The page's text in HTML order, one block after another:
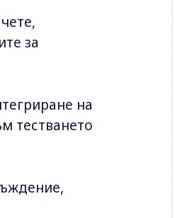
за
на
тестването